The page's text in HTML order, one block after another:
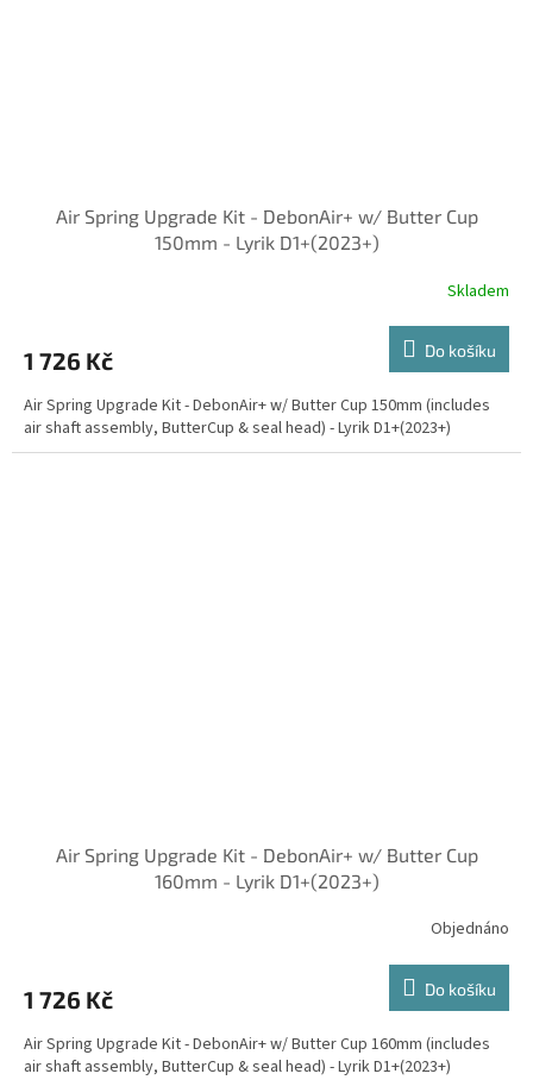
Air Spring Upgrade Kit - DebonAir+ w/ Butter Cup
150mm - Lyrik D1+(2023+)
Skladem
1 726 Kč Do košíku
Air Spring Upgrade Kit - DebonAir+ w/ Butter Cup 150mm (includes
air shaft assembly, ButterCup & seal head) - Lyrik D1+(2023+)
Air Spring Upgrade Kit - DebonAir+ w/ Butter Cup
160mm - Lyrik D1+(2023+)
Objednáno
1 726 Kč Do košíku
Air Spring Upgrade Kit - DebonAir+ w/ Butter Cup 160mm (includes
air shaft assembly, ButterCup & seal head) - Lyrik D1+(2023+)